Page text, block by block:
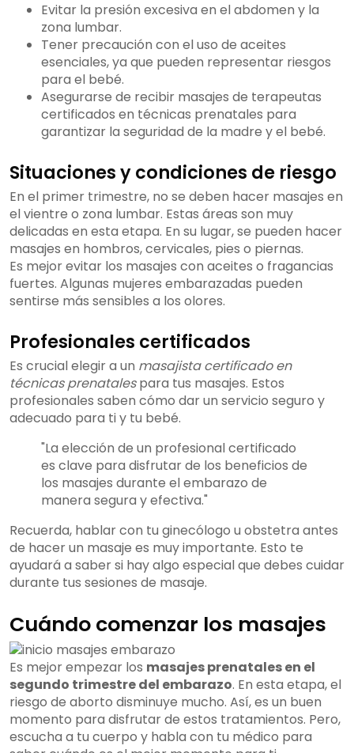
Evitar la presión excesiva en el abdomen y la
zona lumbar.
Tener precaución con el uso de aceites
esenciales, ya que pueden representar riesgos
para el bebé.
Asegurarse de recibir masajes de terapeutas
certificados en técnicas prenatales para
garantizar la seguridad de la madre y el bebé.
Situaciones y condiciones de riesgo
En el primer trimestre, no se deben hacer masajes en
el vientre o zona lumbar. Estas áreas son muy
delicadas en esta etapa. En su lugar, se pueden hacer
masajes en hombros, cervicales, pies o piernas.
Es mejor evitar los masajes con aceites o fragancias
fuertes. Algunas mujeres embarazadas pueden
sentirse más sensibles a los olores.
Profesionales certificados
Es crucial elegir a un masajista certificado en
técnicas prenatalespara tus masajes. Estos
profesionales saben cómo dar un servicio seguro y
adecuado para ti y tu bebé.
"La elección de un profesional certificado
es clave para disfrutar de los beneficios de
los masajes durante el embarazo de
manera segura y efectiva."
Recuerda, hablar con tu ginecólogo u obstetra antes
de hacer un masaje es muy importante. Esto te
ayudará a saber si hay algo especial que debes cuidar
durante tus sesiones de masaje.
Cuándo comenzar los masajes
Es mejor empezar los masajes prenatales en el
segundo trimestre del embarazo. En esta etapa, el
riesgo de aborto disminuye mucho. Así, es un buen
momento para disfrutar de estos tratamientos. Pero,
escucha a tu cuerpo y habla con tu médico para